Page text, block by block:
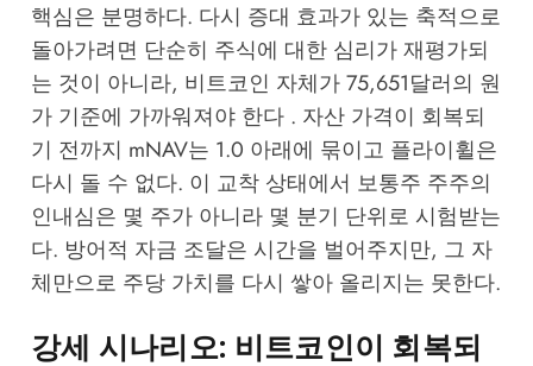
핵심은 분명하다. 다시 증대 효과가 있는 축적으로
돌아가려면 단순히 주식에 대한 심리가 재평가되
는 것이 아니라, 비트코인 자체가 75,651달러의 원
가 기준에 가까워져야 한다 . 자산 가격이 회복되
기 전까지 mNAV는 1.0 아래에 묶이고 플라이휠은
다시 돌 수 없다. 이 교착 상태에서 보통주 주주의
인내심은 몇 주가 아니라 몇 분기 단위로 시험받는
다. 방어적 자금 조달은 시간을 벌어주지만, 그 자
체만으로 주당 가치를 다시 쌓아 올리지는 못한다.
강세 시나리오: 비트코인이 회복되